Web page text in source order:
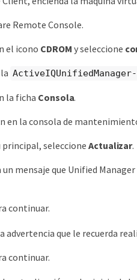
Remote Console.
el icono CDROM y seleccione
la ficha Consola.
en la consola de
principal, seleccione Actualizar.
un mensaje que Unified
continuar.
advertencia que le recuerda
continuar.